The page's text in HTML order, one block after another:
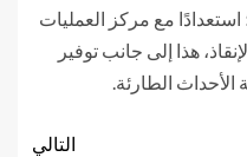
استعدادًا مع مركز العمليات
هذا إلى جانب توفير
الطارئة.
التالي